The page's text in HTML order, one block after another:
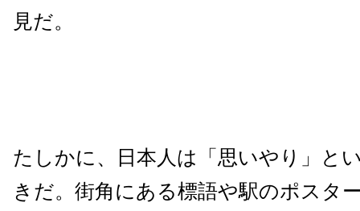
見だ。
たしかに、日本人は「思いやり」と
きだ。街角にある標語や駅のポスタ